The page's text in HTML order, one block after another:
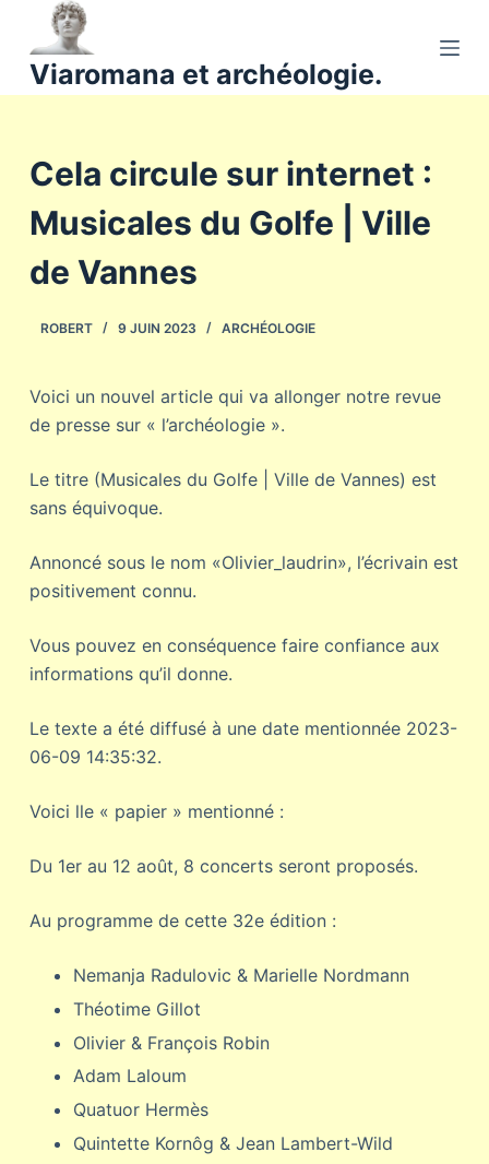
a
o
n
u
Viaromana et archéologie.
Cela circule sur internet :
Musicales du Golfe | Ville
de Vannes
ROBERT 9 JUIN 2023 ARCHÉOLOGIE
Voici un nouvel article qui va allonger notre revue
de presse sur « l’archéologie ».
Le titre (Musicales du Golfe | Ville de Vannes) est
sans équivoque.
Annoncé sous le nom «Olivier_laudrin», l’écrivain est
positivement connu.
Vous pouvez en conséquence faire confiance aux
informations qu’il donne.
Le texte a été diffusé à une date mentionnée 2023-
06-09 14:35:32.
Voici lle « papier » mentionné :
Du 1er au 12 août, 8 concerts seront proposés.
Au programme de cette 32e édition :
Nemanja Radulovic & Marielle Nordmann
Théotime Gillot
Olivier & François Robin
Adam Laloum
Quatuor Hermès
Quintette Kornôg & Jean Lambert-Wild